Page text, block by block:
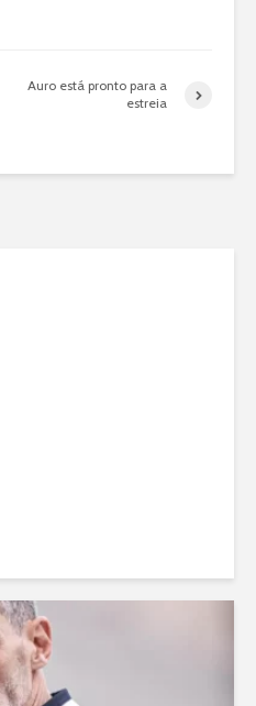
Auro está pronto para a
estreia